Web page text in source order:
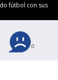
fútbol con sus
0